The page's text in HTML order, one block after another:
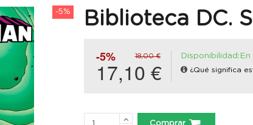
-5%
Biblioteca DC.
-5% 18,00 €
17,10 € ¿Qué significa